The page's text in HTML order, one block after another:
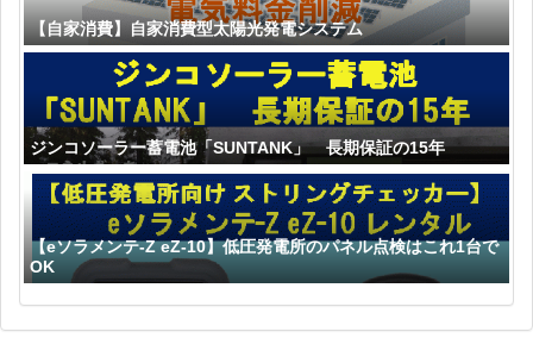
【自家消費】自家消費型太陽光発電システム
ジンコソーラー蓄電池「SUNTANK」 長期保証の15年
【eソラメンテ-Z eZ-10】低圧発電所のパネル点検はこれ1台で
OK